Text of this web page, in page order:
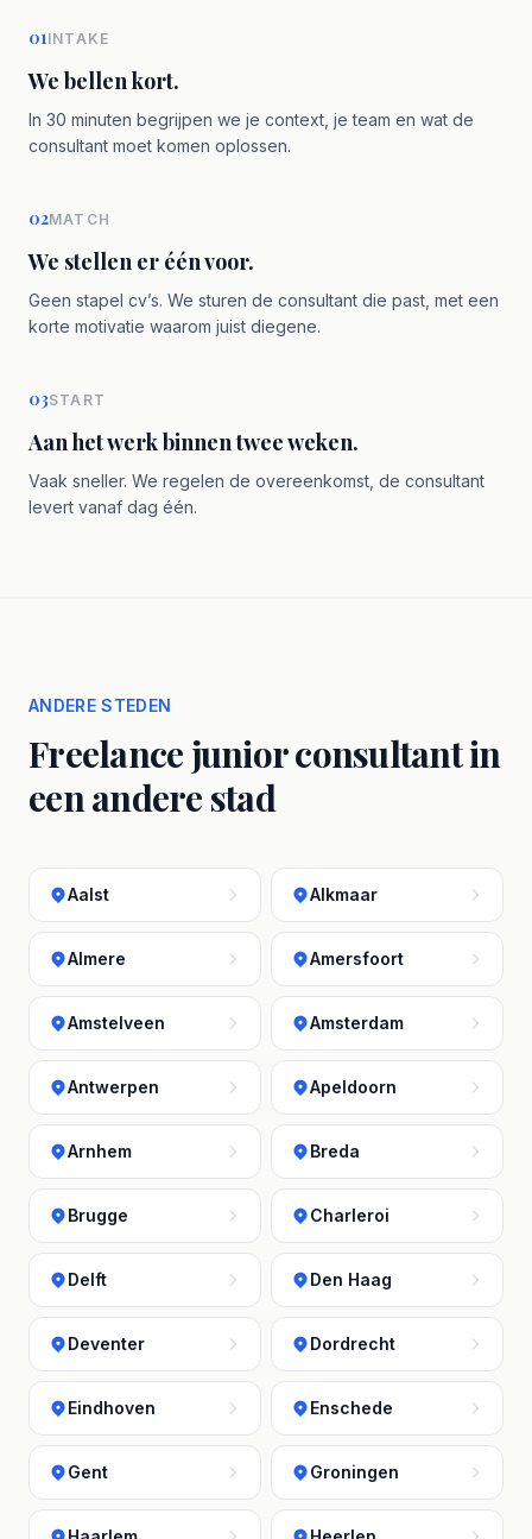
01INTAKE
We bellen kort.
In 30 minuten begrijpen we je context, je team en wat de
consultant moet komen oplossen.
02MATCH
We stellen er één voor.
Geen stapel cv’s. We sturen de consultant die past, met een
korte motivatie waarom juist diegene.
03START
Aan het werk binnen twee weken.
Vaak sneller. We regelen de overeenkomst, de consultant
levert vanaf dag één.
ANDERE STEDEN
Freelance junior consultant in
een andere stad
Aalst Alkmaar
Almere Amersfoort
Amstelveen Amsterdam
Antwerpen Apeldoorn
Arnhem Breda
Brugge Charleroi
Delft Den Haag
Deventer Dordrecht
Eindhoven Enschede
Gent Groningen